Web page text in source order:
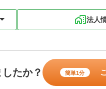
法人
たか？ 簡単1分